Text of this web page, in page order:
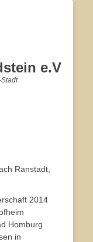
e.V
Ranstadt,
2014
Homburg
in